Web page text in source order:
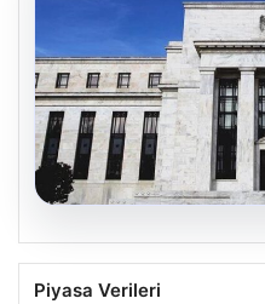
04.08.2026
Fed faizi sabit tuttu
Piyasa Verileri